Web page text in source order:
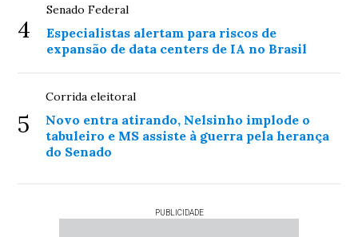
4
Senado Federal
Especialistas alertam para riscos de
expansão de data centers de IA no Brasil
5
Corrida eleitoral
Novo entra atirando, Nelsinho implode o
tabuleiro e MS assiste à guerra pela herança
do Senado
PUBLICIDADE